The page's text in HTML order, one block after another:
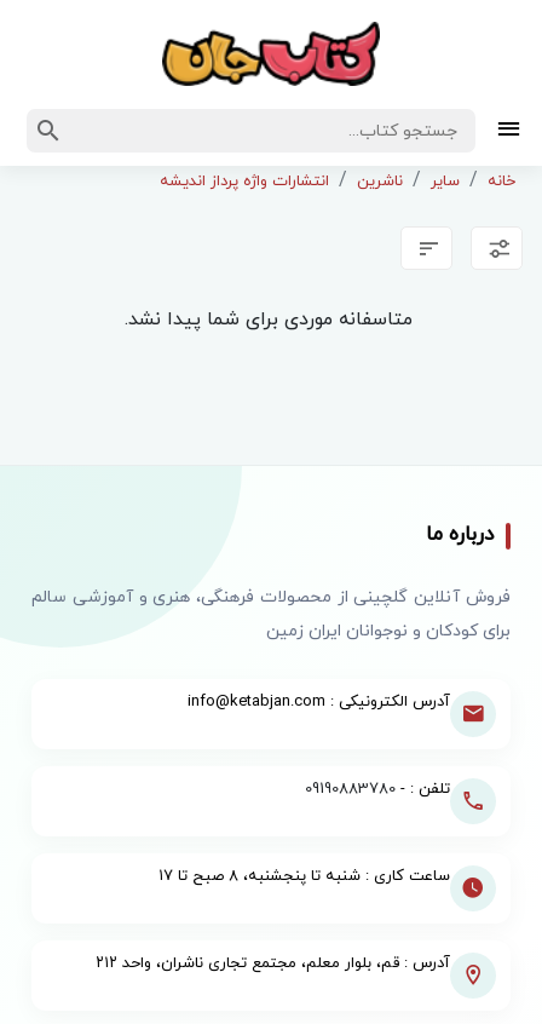
خانه سایر ناشرین انتشارات واژه پرداز اندیشه
متاسفانه موردی برای شما پیدا نشد.
درباره ما
فروش آنلاین گلچینی از محصولات فرهنگی، هنری و آموزشی سالم
برای کودکان و نوجوانان ایران زمین
آدرس الکترونیکی : info@ketabjan.com
تلفن : -09190883780
ساعت کاری : شنبه تا پنجشنبه، ۸ صبح تا ۱۷
آدرس : قم، بلوار معلم، مجتمع تجاری ناشران، واحد ۲۱۲